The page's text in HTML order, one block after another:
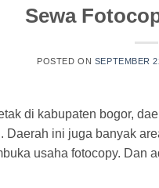
Sewa
POSTED ON SEPTEMBER
di kabupaten bogor,
Daerah ini juga banyak
usaha fotocopy. Dan